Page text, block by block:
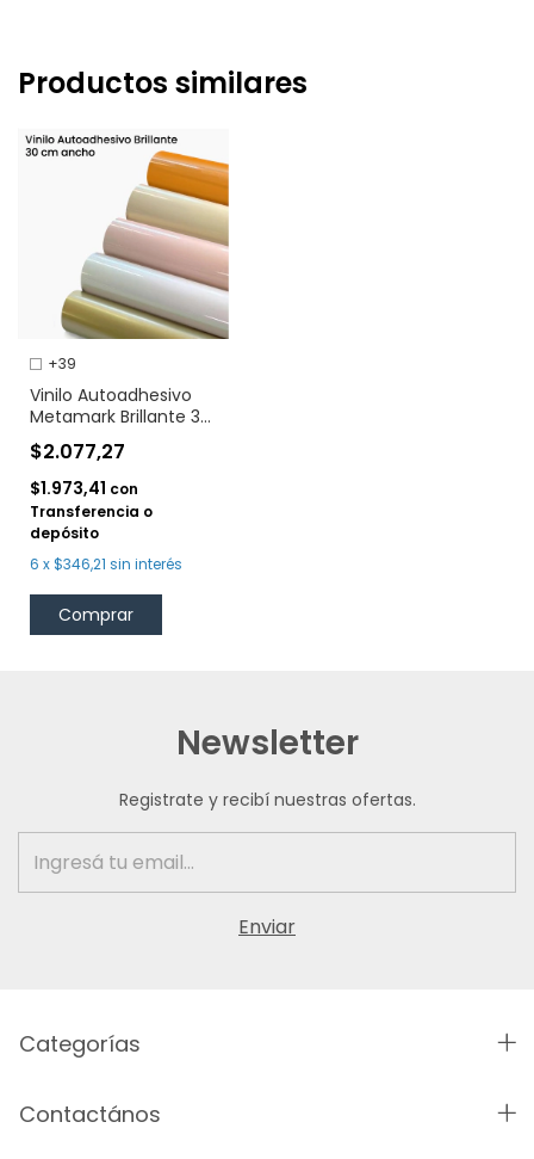
Productos similares
+39
Vinilo Autoadhesivo
Metamark Brillante 30
cm
$2.077,27
$1.973,41 con
Transferencia o
depósito
6 x$346,21 sin interés
Comprar
Newsletter
Registrate y recibí nuestras ofertas.
Categorías
Contactános